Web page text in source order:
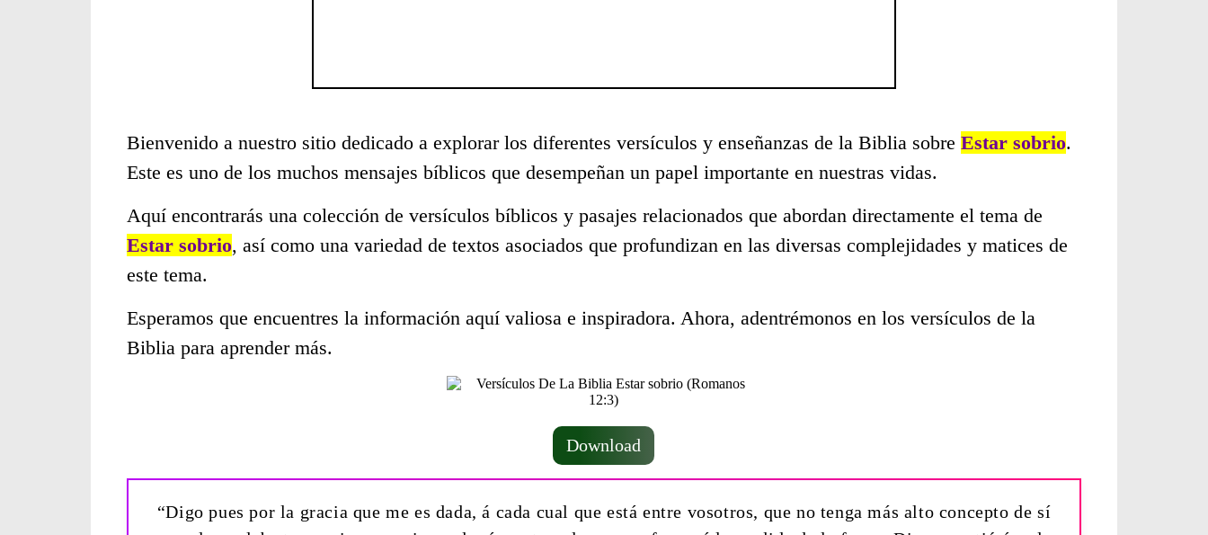
Bienvenido a nuestro sitio dedicado a explorar los diferentes versículos y enseñanzas de la Biblia sobre Estar sobrio.
Este es uno de los muchos mensajes bíblicos que desempeñan un papel importante en nuestras vidas.
Aquí encontrarás una colección de versículos bíblicos y pasajes relacionados que abordan directamente el tema de
Estar sobrio, así como una variedad de textos asociados que profundizan en las diversas complejidades y matices de
este tema.
Esperamos que encuentres la información aquí valiosa e inspiradora. Ahora, adentrémonos en los versículos de la
Biblia para aprender más.
Download
“Digo pues por la gracia que me es dada, á cada cual que está entre vosotros, que no tenga más alto concepto de sí